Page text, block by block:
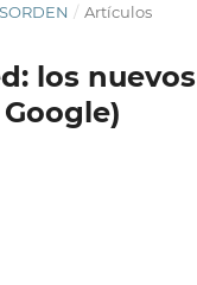
/ Artículos
los